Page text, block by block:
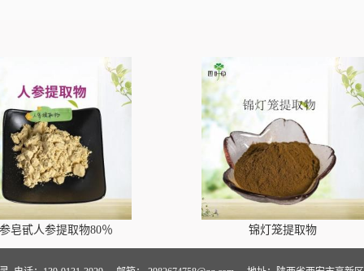
皂甙人参提取物80％ 锦灯笼提取物